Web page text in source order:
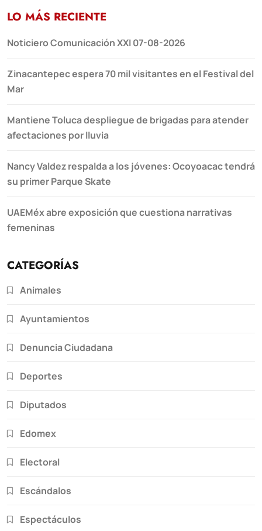
LO MÁS RECIENTE
Noticiero Comunicación XXI 07-08-2026
Zinacantepec espera 70 mil visitantes en el Festival del
Mar
Mantiene Toluca despliegue de brigadas para atender
afectaciones por lluvia
Nancy Valdez respalda a los jóvenes: Ocoyoacac tendrá
su primer Parque Skate
UAEMéx abre exposición que cuestiona narrativas
femeninas
CATEGORÍAS
Animales
Ayuntamientos
Denuncia Ciudadana
Deportes
Diputados
Edomex
Electoral
Escándalos
Espectáculos